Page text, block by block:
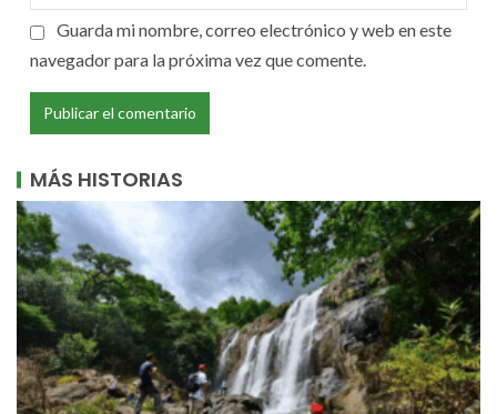
Guarda mi nombre, correo electrónico y web en este
navegador para la próxima vez que comente.
MÁS HISTORIAS